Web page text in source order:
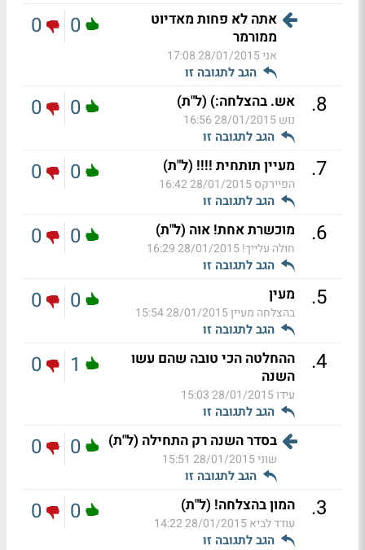
אתה לא פחות מאדיוט
ממורמר
אני28/01/2015 17:08
הגב לתגובה זו
0
0
8
. אש. בהצלחה:) (ל"ת)
נוש28/01/2015 16:56
הגב לתגובה זו
0
0
7
. מעיין תותחית !!!! (ל"ת)
הפיירקס28/01/2015 16:42
הגב לתגובה זו
0
0
6
. מוכשרת אחת! אוה (ל"ת)
חולה עלייך!28/01/2015 16:29
הגב לתגובה זו
0
0
5
. מעין
בהצלחה מעיין28/01/2015 15:54
הגב לתגובה זו
0
0
4
.
ההחלטה הכי טובה שהם עשו
השנה
עידו28/01/2015 15:03
הגב לתגובה זו
1
0
בסדר השנה רק התחילה (ל"ת)
שוני28/01/2015 15:51
הגב לתגובה זו
0
0
3
. המון בהצלחה! (ל"ת)
עודד לביא28/01/2015 14:22
הגב לתגובה זו
0
0